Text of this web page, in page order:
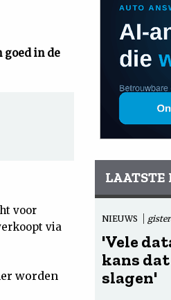
goed in de
voor
via
worden
LAATSTE
NIEUWS
'Vele
kans
slagen'